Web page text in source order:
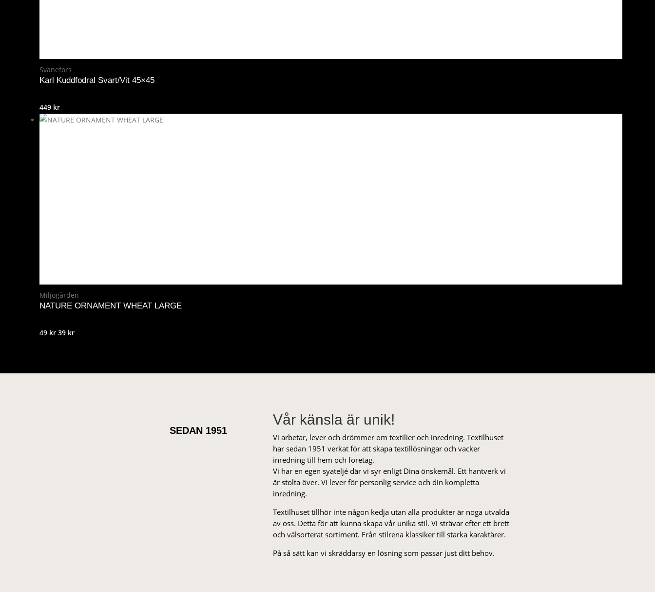
Svanefors
Karl Kuddfodral Svart/Vit 45×45
449 kr
Miljögården
NATURE ORNAMENT WHEAT LARGE
49kr Det
39 krDet
SEDAN 1951
Vår känsla är unik!
Vi arbetar, lever och drömmer om textilier och inredning. Textilhuset
har sedan 1951 verkat för att skapa textillösningar och vacker
inredning till hem och företag.
Vi har en egen syateljé där vi syr enligt Dina önskemål. Ett hantverk vi
är stolta över. Vi lever för personlig service och din kompletta
inredning.
Textilhuset tillhör inte någon kedja utan alla produkter är noga utvalda
av oss. Detta för att kunna skapa vår unika stil. Vi strä­var efter ett brett
och välsorterat sor­ti­ment. Från stil­rena klas­siker till starka karaktärer.
På så sätt kan vi skräddarsy en lösning som passar just ditt behov.